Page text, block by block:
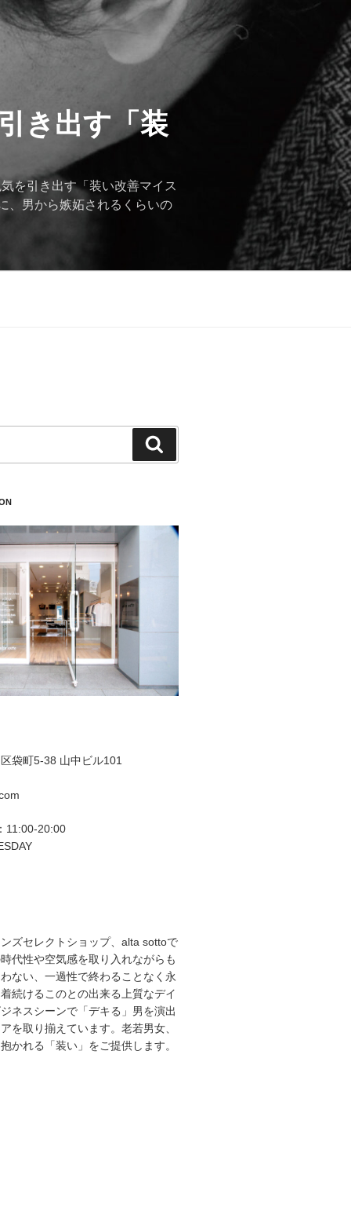
き出す「装
を引き出す「装い改善マイス
、男から嫉妬されるくらいの
索
袋町5-38 山中ビル101
11:00-20:00
ズセレクトショップ、alta sottoで
代性や空気感を取り入れながらも
ない、一過性で終わることなく永
続けるこのとの出来る上質なデイ
ネスシーンで「デキる」男を演出
を取り揃えています。老若男女、
かれる「装い」をご提供します。